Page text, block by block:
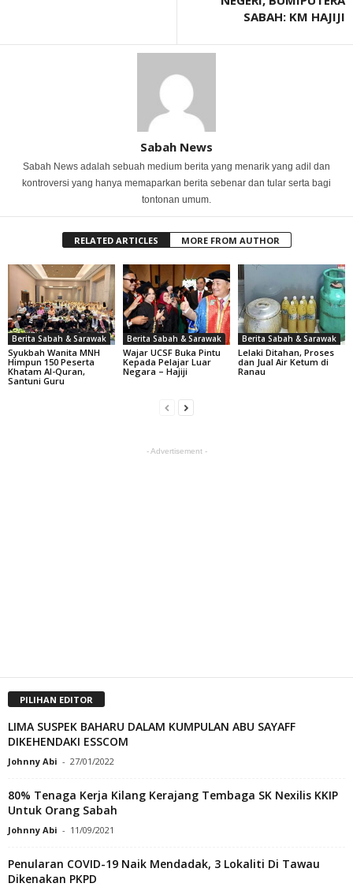
SABAH: KM HAJIJI
Sabah News
Sabah News adalah sebuah medium berita yang menarik yang adil dan
kontroversi yang hanya memaparkan berita sebenar dan tular serta bagi
tontonan umum.
RELATED ARTICLES MORE FROM AUTHOR
Berita Sabah & Sarawak
Syukbah Wanita MNH
Himpun 150 Peserta
Khatam Al-Quran,
Santuni Guru
Berita Sabah & Sarawak
Wajar UCSF Buka Pintu
Kepada Pelajar Luar
Negara – Hajiji
Berita Sabah & Sarawak
Lelaki Ditahan, Proses
dan Jual Air Ketum di
Ranau
- Advertisement -
PILIHAN EDITOR
LIMA SUSPEK BAHARU DALAM KUMPULAN ABU SAYAFF
DIKEHENDAKI ESSCOM
Johnny Abi - 27/01/2022
80% Tenaga Kerja Kilang Kerajang Tembaga SK Nexilis KKIP
Untuk Orang Sabah
Johnny Abi - 11/09/2021
Penularan COVID-19 Naik Mendadak, 3 Lokaliti Di Tawau
Dikenakan PKPD